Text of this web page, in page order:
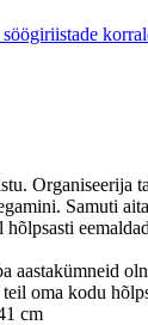
Organiseerija
Samuti
aastakümneid
oma kodu
cm